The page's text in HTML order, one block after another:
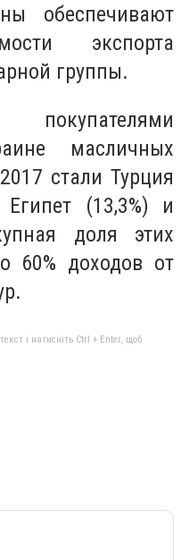
обеспечивают
экспорта
группы.
масличных
стали Турция
Египет (13,3%) и
доля этих
60% доходов от
і натисніть Ctrl + Enter, щоб